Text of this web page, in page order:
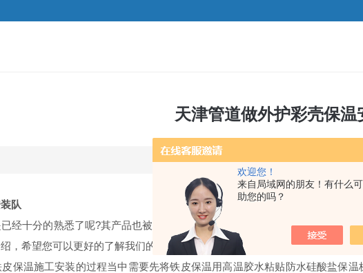
欢迎您！
来自局域网的朋友！有什么
助您的吗？
天津管道做外护彩壳保温
更新时间：2025-11-25 点击次数
队
经十分的熟悉了呢?其产品也被广泛的应用于我们的生活当中，受到众多消
，希望您可以更好的了解我们的产品。
保温施工安装的过程当中需要先将铁皮保温用高温胶水粘贴防水硅酸盐保